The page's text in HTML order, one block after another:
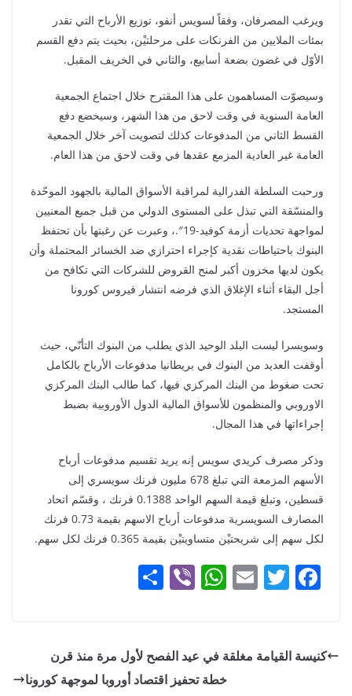
ويرغب المصرفان، وفقاً لسويس أنفو، توزيع الأرباح التي تقدر
بمئات الملايين من الفرنكات على مرحلتيْن، بحيث يتم دفع القسم
الأوّل في غضون بضعة أسابيع، والثاني في الخريف المقبل.
وسيصوّت المساهمون على هذا المقترح خلال اجتماع الجمعية
العامة السنوية في وقت لاحق من هذا الشهر، وسيخضع دفع
القسط الثاني من المدفوعات كذلك لتصويت آخر خلال الجمعية
العامة غير العادية المزمع عقدها في وقت لاحق من هذا العام.
ورحبت السلطة الفدرالية لمراقبة الأسواق المالية بالجهود الموحّدة
والمنسّقة التي تبذل على المستوى الدولي من قبل جميع المعنيين
لمواجهة تحديات أزمة كوفيد-19″.، وعبرت عن رغبتها بأن تحتفظ
البنوك باحتياطات نقدية كإجراء احترازي ضد الخسائر المحتملة وأن
يكون لديها مخزون أكبر لمنح القروض للشركات التي تكافح من
أجل البقاء أثناء الإغلاق الذي فرضه انتشار فيروس كورونا
المستجد.
وسويسرا ليست البلد الوحيد الذي يطلب من البنوك التأنّي، حيث
أوقفت العديد من البنوك في بريطانيا مدفوعات الأرباح بالكامل
تحت ضغوط من البنك المركزي فيها، كما طالب البنك المركزي
الاوروبي والمنظمون للأسواق المالية الدول الأوروبية بضبط
إجراءاتها في هذا المجال.
وذكر مصرف كريدي سويس إنه يريد تقسيم مدفوعات أرباح
الأسهم المزمعة التي تبلغ 678 مليون فرنك سويسري إلى
قسطين، وتبلغ قيمة السهم الواحد 0.1388 فرنك ، وقسّم اتحاد
المصارف السويسرية مدفوعات أرباح الاسهم بقيمة 0.73 فرنك
لكل سهم إلى شريحتيْن متساويتيْن بقيمة 0.365 فرنك لكل سهم.
F
e
T
er
E
l
W
s
A
Vi
e
كنيسة القيامة مغلقة في عيد الفصح لأول مرة منذ قرن
خطة تحفيز اقتصاد أوروبا لموجهة كورونا